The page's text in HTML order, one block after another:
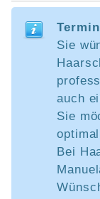
Sie
auch
Sie
Bei